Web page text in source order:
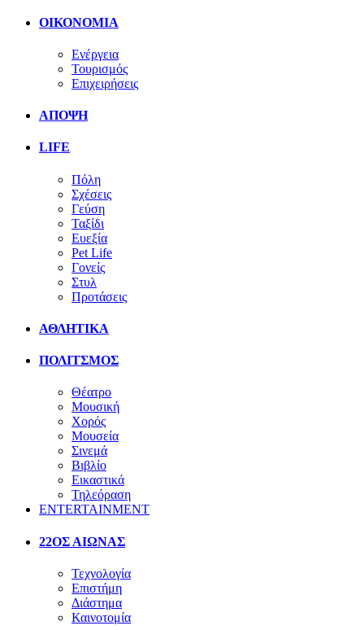
ΟΙΚΟΝΟΜΙΑ
Ενέργεια
Τουρισμός
Επιχειρήσεις
ΑΠΟΨΗ
LIFE
Πόλη
Σχέσεις
Γεύση
Ταξίδι
Ευεξία
Pet Life
Γονείς
Στυλ
Προτάσεις
ΑΘΛΗΤΙΚΑ
ΠΟΛΙΤΣΜΟΣ
Θέατρο
Μουσική
Χορός
Μουσεία
Σινεμά
Βιβλίο
Εικαστικά
Τηλεόραση
ENTERTAINMENT
22ΟΣ ΑΙΩΝΑΣ
Τεχνολογία
Επιστήμη
Διάστημα
Καινοτομία